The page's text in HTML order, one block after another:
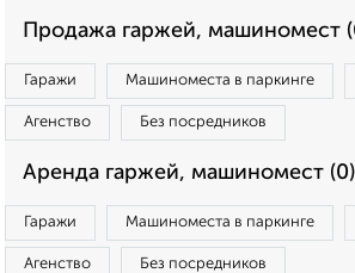
Продажа гаржей, машиномест
Гаражи Машиноместа в паркинге
Агенство Без посредников
Аренда гаржей, машиномест (0)
Гаражи Машиноместа в паркинге
Агенство Без посредников